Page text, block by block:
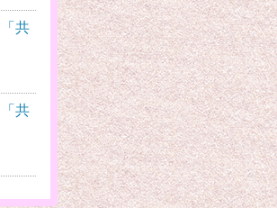
「共
「共